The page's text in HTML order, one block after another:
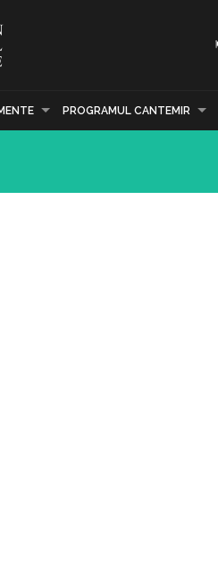
PROGRAMUL CANTEMIR